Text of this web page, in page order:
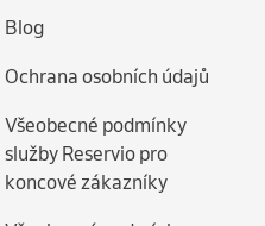
Blog
Ochrana osobních údajů
Všeobecné podmínky
služby Reservio pro
koncové zákazníky